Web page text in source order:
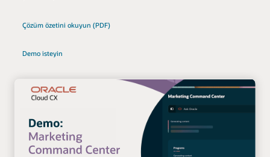
Çözüm özetini okuyun (PDF)
Demo isteyin